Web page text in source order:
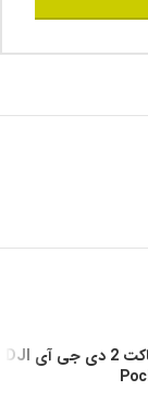
دوربین اسمو پاکت 2 دی جی آی DJI